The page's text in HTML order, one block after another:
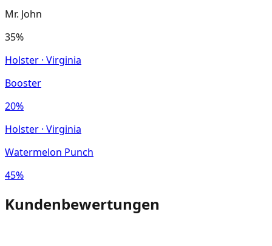
Mr. John
35%
Holster · Virginia
Booster
20%
Holster · Virginia
Watermelon Punch
45%
Kundenbewertungen